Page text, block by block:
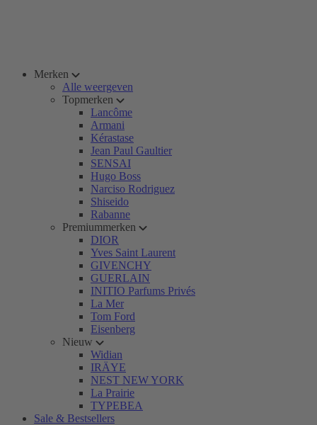
Merken
Alle weergeven
Topmerken
Lancôme
Armani
Kérastase
Jean Paul Gaultier
SENSAI
Hugo Boss
Narciso Rodriguez
Shiseido
Rabanne
Premiummerken
DIOR
Yves Saint Laurent
GIVENCHY
GUERLAIN
INITIO Parfums Privés
La Mer
Tom Ford
Eisenberg
Nieuw
Widian
IRÄYE
NEST NEW YORK
La Prairie
TYPEBEA
Sale & Bestsellers